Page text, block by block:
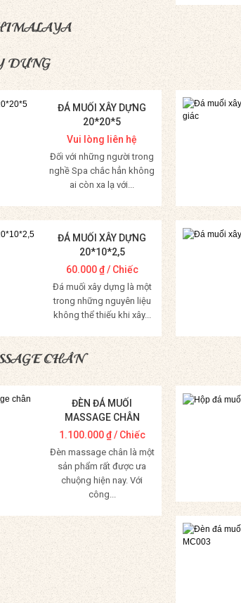
DỰNG
ĐÁ MUỐI XÂY DỰNG
20*20*5
Vui lòng liên hệ
Đối với những người trong
nghề Spa chắc hẳn không
ai còn xa lạ với...
Mua Hàng
ĐÁ MUỐI XÂY DỰNG
20*10*2,5
60.000₫/ Chiếc
Đá muối xây dựng là một
trong những nguyên liệu
không thể thiếu khi xây...
Mua Hàng
CHÂN
ĐÈN ĐÁ MUỐI
MASSAGE CHÂN
MC002
1.100.000₫/ Chiếc
Đèn massage chân là một
sản phẩm rất được ưa
chuộng hiện nay. Với
công...
Mua Hàng